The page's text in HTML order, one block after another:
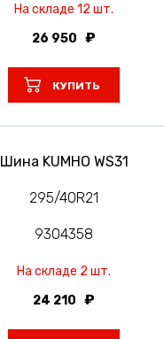
На складе 12 шт.
26 950
КУПИТЬ
Шина KUMHO WS31
295/40R21
9304358
На складе 2 шт.
24 210